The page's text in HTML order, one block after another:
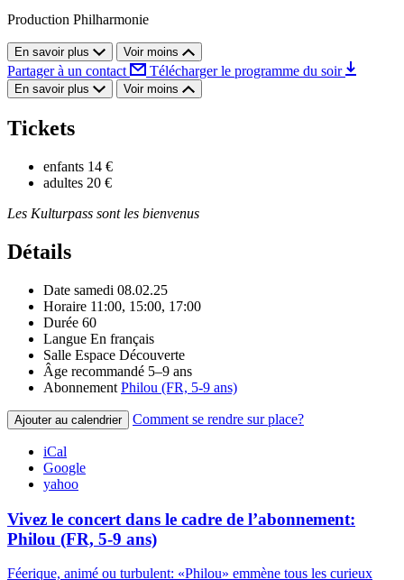
Production Philharmonie
En savoir plus Voir moins
Partager à un contact Télécharger le programme du soir
En savoir plus Voir moins
Tickets
enfants 14 €
adultes 20 €
Les Kulturpass sont les bienvenus
Détails
Date samedi 08.02.25
Horaire 11:00, 15:00, 17:00
Durée 60
Langue En français
Salle Espace Découverte
Âge recommandé 5–9 ans
Abonnement Philou (FR, 5-9 ans)
Ajouter au calendrier Comment se rendre sur place?
iCal
Google
yahoo
Vivez le concert dans le cadre de l’abonnement:
Philou (FR, 5-9 ans)
Féerique, animé ou turbulent: «Philou» emmène tous les curieux